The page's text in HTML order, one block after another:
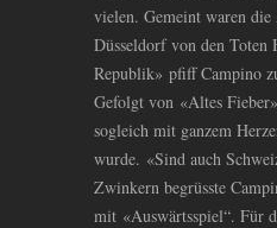
vielen. Gemeint waren
Düsseldorf von den
Republik» pfiff Campino
Gefolgt von «Altes
sogleich mit ganzem
wurde. «Sind auch
Zwinkern begrüsste
mit «Auswärtsspiel“. Für